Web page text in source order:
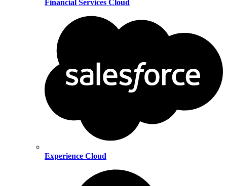
Financial Services Cloud
Experience Cloud